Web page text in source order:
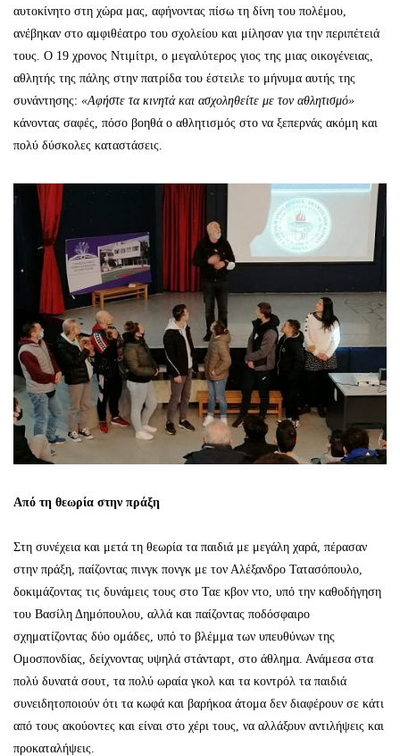
αυτοκίνητο στη χώρα μας, αφήνοντας πίσω τη δίνη του πολέμου,
ανέβηκαν στο αμφιθέατρο του σχολείου και μίλησαν για την περιπέτειά
τους. Ο 19 χρονος Ντιμίτρι, ο μεγαλύτερος γιος της μιας οικογένειας,
αθλητής της πάλης στην πατρίδα του έστειλε το μήνυμα αυτής της
συνάντησης: «Αφήστε τα κινητά και ασχοληθείτε με τον αθλητισμό»
κάνοντας σαφές, πόσο βοηθά ο αθλητισμός στο να ξεπερνάς ακόμη και
πολύ δύσκολες καταστάσεις.
Από τη θεωρία στην πράξη
Στη συνέχεια και μετά τη θεωρία τα παιδιά με μεγάλη χαρά, πέρασαν
στην πράξη, παίζοντας πινγκ πονγκ με τον Αλέξανδρο Τατασόπουλο,
δοκιμάζοντας τις δυνάμεις τους στο Ταε κβον ντο, υπό την καθοδήγηση
του Βασίλη Δημόπουλου, αλλά και παίζοντας ποδόσφαιρο
σχηματίζοντας δύο ομάδες, υπό το βλέμμα των υπευθύνων της
Ομοσπονδίας, δείχνοντας υψηλά στάνταρτ, στο άθλημα. Ανάμεσα στα
πολύ δυνατά σουτ, τα πολύ ωραία γκολ και τα κοντρόλ τα παιδιά
συνειδητοποιούν ότι τα κωφά και βαρήκοα άτομα δεν διαφέρουν σε κάτι
από τους ακούοντες και είναι στο χέρι τους, να αλλάξουν αντιλήψεις και
προκαταλήψεις.